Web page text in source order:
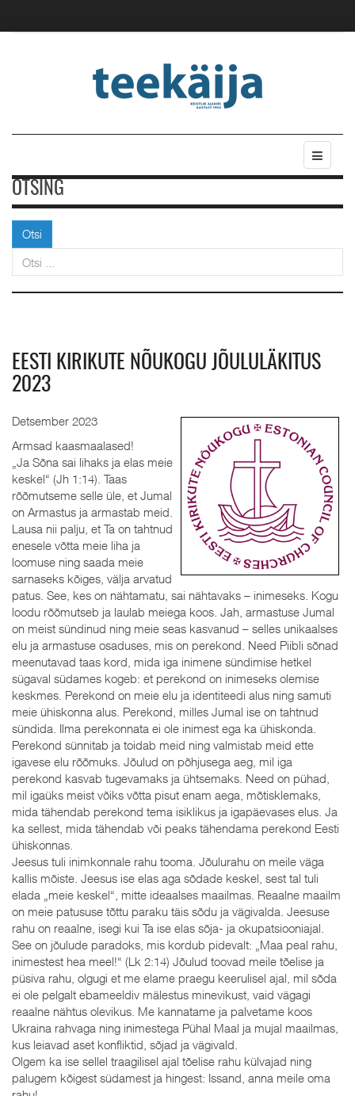
OTSING
Otsi
EESTI KIRIKUTE NÕUKOGU JÕULULÄKITUS
2023
Detsember 2023
Armsad kaasmaalased!
„Ja Sõna sai lihaks ja elas meie
keskel“ (Jh 1:14). Taas
rõõmutseme selle üle, et Jumal
on Armastus ja armastab meid.
Lausa nii palju, et Ta on tahtnud
enesele võtta meie liha ja
loomuse ning saada meie
sarnaseks kõiges, välja arvatud
patus. See, kes on nähtamatu, sai nähtavaks – inimeseks. Kogu
loodu rõõmutseb ja laulab meiega koos. Jah, armastuse Jumal
on meist sündinud ning meie seas kasvanud – selles unikaalses
elu ja armastuse osaduses, mis on perekond. Need Piibli sõnad
meenutavad taas kord, mida iga inimene sündimise hetkel
sügaval südames kogeb: et perekond on inimeseks olemise
keskmes. Perekond on meie elu ja identiteedi alus ning samuti
meie ühiskonna alus. Perekond, milles Jumal ise on tahtnud
sündida. Ilma perekonnata ei ole inimest ega ka ühiskonda.
Perekond sünnitab ja toidab meid ning valmistab meid ette
igavese elu rõõmuks. Jõulud on põhjusega aeg, mil iga
perekond kasvab tugevamaks ja ühtsemaks. Need on pühad,
mil igaüks meist võiks võtta pisut enam aega, mõtisklemaks,
mida tähendab perekond tema isiklikus ja igapäevases elus. Ja
ka sellest, mida tähendab või peaks tähendama perekond Eesti
ühiskonnas.
Jeesus tuli inimkonnale rahu tooma. Jõulurahu on meile väga
kallis mõiste. Jeesus ise elas aga sõdade keskel, sest tal tuli
elada „meie keskel“, mitte ideaalses maailmas. Reaalne maailm
on meie patususe tõttu paraku täis sõdu ja vägivalda. Jeesuse
rahu on reaalne, isegi kui Ta ise elas sõja- ja okupatsiooniajal.
See on jõulude paradoks, mis kordub pidevalt: „Maa peal rahu,
inimestest hea meel!“ (Lk 2:14) Jõulud toovad meile tõelise ja
püsiva rahu, olgugi et me elame praegu keerulisel ajal, mil sõda
ei ole pelgalt ebameeldiv mälestus minevikust, vaid vägagi
reaalne nähtus olevikus. Me kannatame ja palvetame koos
Ukraina rahvaga ning inimestega Pühal Maal ja mujal maailmas,
kus leiavad aset konfliktid, sõjad ja vägivald.
Olgem ka ise sellel traagilisel ajal tõelise rahu külvajad ning
palugem kõigest südamest ja hingest: Issand, anna meile oma